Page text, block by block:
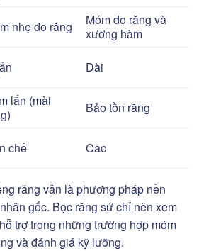
nhẹ do răng
Móm do răng và
xương hàm
Dài
lấn (mài
Bảo tồn răng
chế Cao
răng vẫn là phương pháp nền
gốc. Bọc răng sứ chỉ nên xem
trợ trong những trường hợp móm
và đánh giá kỹ lưỡng.